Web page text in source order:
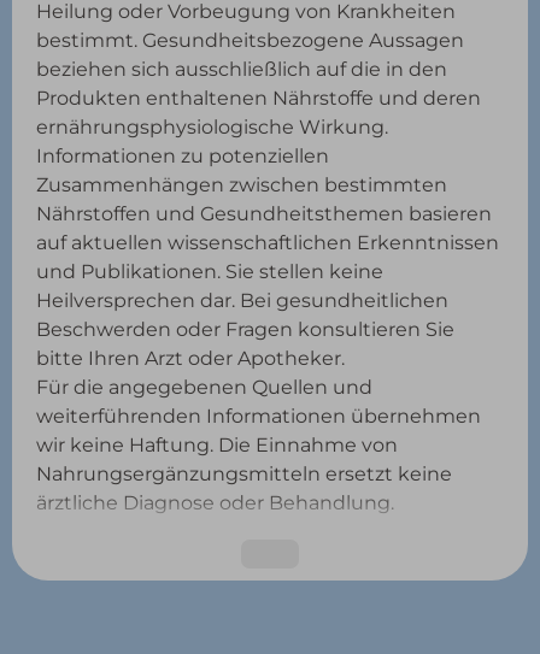
Heilung oder Vorbeugung von Krankheiten
bestimmt. Gesundheitsbezogene Aussagen
beziehen sich ausschließlich auf die in den
Produkten enthaltenen Nährstoffe und deren
ernährungsphysiologische Wirkung.
Informationen zu potenziellen
Zusammenhängen zwischen bestimmten
Nährstoffen und Gesundheitsthemen basieren
auf aktuellen wissenschaftlichen Erkenntnissen
und Publikationen. Sie stellen keine
Heilversprechen dar. Bei gesundheitlichen
Beschwerden oder Fragen konsultieren Sie
bitte Ihren Arzt oder Apotheker.
Für die angegebenen Quellen und
weiterführenden Informationen übernehmen
wir keine Haftung. Die Einnahme von
Nahrungsergänzungsmitteln ersetzt keine
ärztliche Diagnose oder Behandlung.